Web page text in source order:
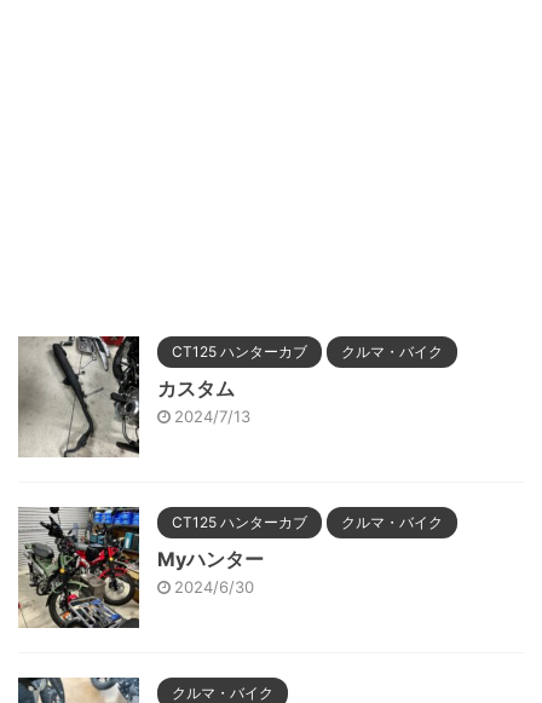
CT125 ハンターカブ クルマ・バイク
カスタム
2024/7/13
CT125 ハンターカブ クルマ・バイク
Myハンター
2024/6/30
クルマ・バイク